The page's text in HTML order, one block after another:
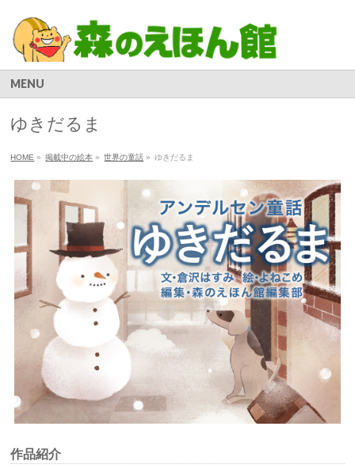
MENU
ゆきだるま
HOME » 掲載中の絵本 » 世界の童話 » ゆきだるま
作品紹介